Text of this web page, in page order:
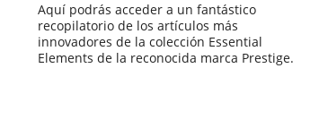
Aquí podrás acceder a un fantástico
recopilatorio de los artículos más
innovadores de la colección Essential
Elements de la reconocida marca Prestige.